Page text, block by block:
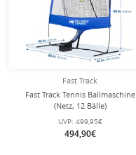
Fast Track
Fast Track Tennis Ballmaschine
(Netz, 12 Bälle)
UVP: 499,95€
494,90€